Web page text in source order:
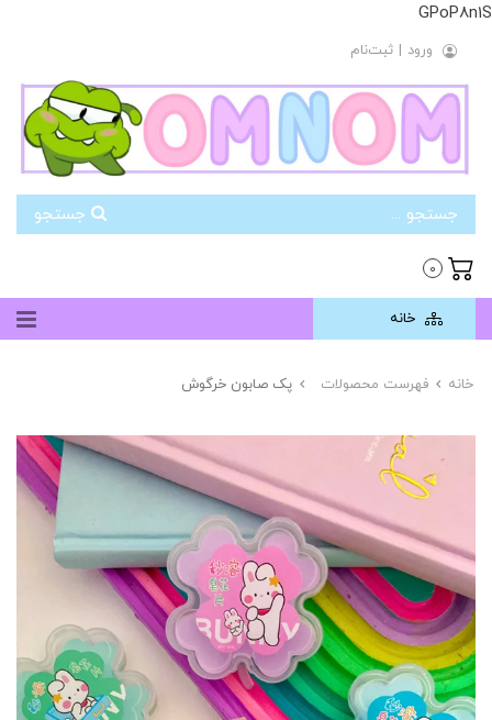
GPoP8n1S
ورود | ثبت‌نام
0
خانه
خانه فهرست محصولات پک صابون خرگوش